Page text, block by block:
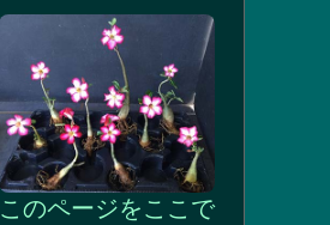
このページをここで